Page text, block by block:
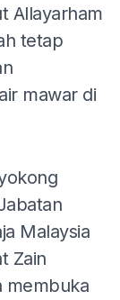
Allayarham
tetap
mawar di
Malaysia
Zain
membuka